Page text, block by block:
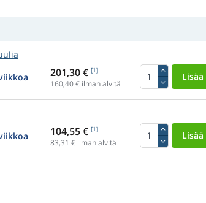
201,30 € [1]
160,40€ ilman alv:tä
104,55 € [1]
83,31 € ilman alv:tä